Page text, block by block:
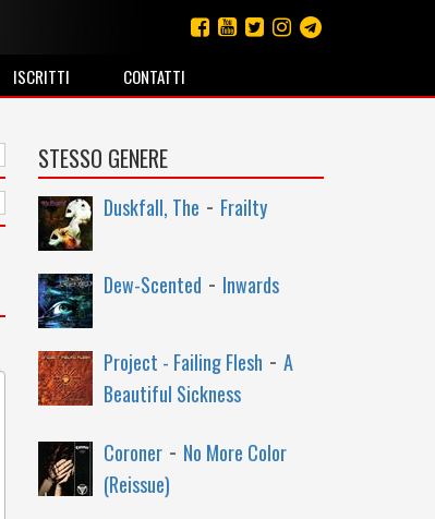
ISCRITTI CONTATTI
STESSO GENERE
Duskfall, The - Frailty
Dew-Scented - Inwards
Project - Failing Flesh - A
Beautiful Sickness
Coroner- No More Color
(Reissue)